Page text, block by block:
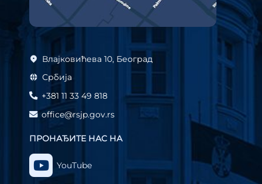
Влајковићева 10, Београд
Србија
+381 11 33 49 818
office@rsjp.gov.rs
ПРОНАЂИТЕ НАС НА
YouTube